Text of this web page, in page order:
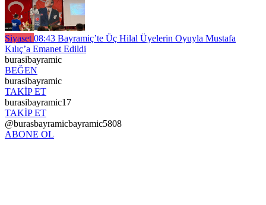
Siyaset 08:43 Bayramiç’te Üç Hilal Üyelerin Oyuyla Mustafa
Kılıç’a Emanet Edildi
burasibayramic
BEĞEN
burasibayramic
TAKİP ET
burasibayramic17
TAKİP ET
@burasbayramicbayramic5808
ABONE OL